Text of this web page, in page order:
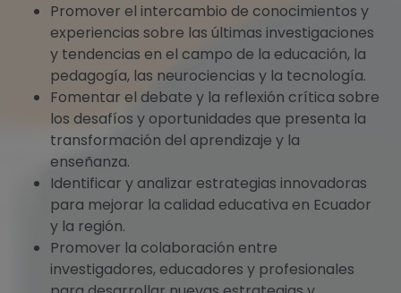
Promover el intercambio de conocimientos y
experiencias sobre las últimas investigaciones
y tendencias en el campo de la educación, la
pedagogía, las neurociencias y la tecnología.
Fomentar el debate y la reflexión crítica sobre
los desafíos y oportunidades que presenta la
transformación del aprendizaje y la
enseñanza.
Identificar y analizar estrategias innovadoras
para mejorar la calidad educativa en Ecuador
y la región.
Promover la colaboración entre
investigadores, educadores y profesionales